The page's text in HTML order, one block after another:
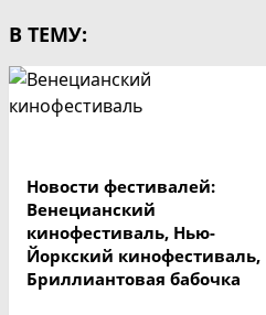
В ТЕМУ:
Новости фестивалей:
Венецианский
кинофестиваль, Нью-
Йоркский кинофестиваль,
Бриллиантовая бабочка